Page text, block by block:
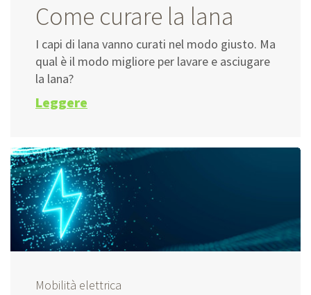
Come curare la lana
I capi di lana vanno curati nel modo giusto. Ma
qual è il modo migliore per lavare e asciugare
la lana?
Leggere
Mobilità elettrica